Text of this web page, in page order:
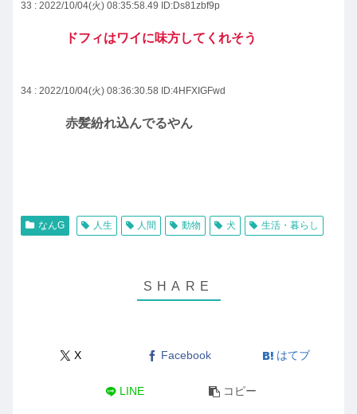
33 : 2022/10/04(火) 08:35:58.49 ID:Ds81zbf9p
ドフィはワイに味方してくれそう
34 : 2022/10/04(火) 08:36:30.58 ID:4HFXIGFwd
赤髪紛れ込んでるやん
なんG 人生 人間 動物 犬 生活・暮らし
X Facebook はてブ
LINE コピー